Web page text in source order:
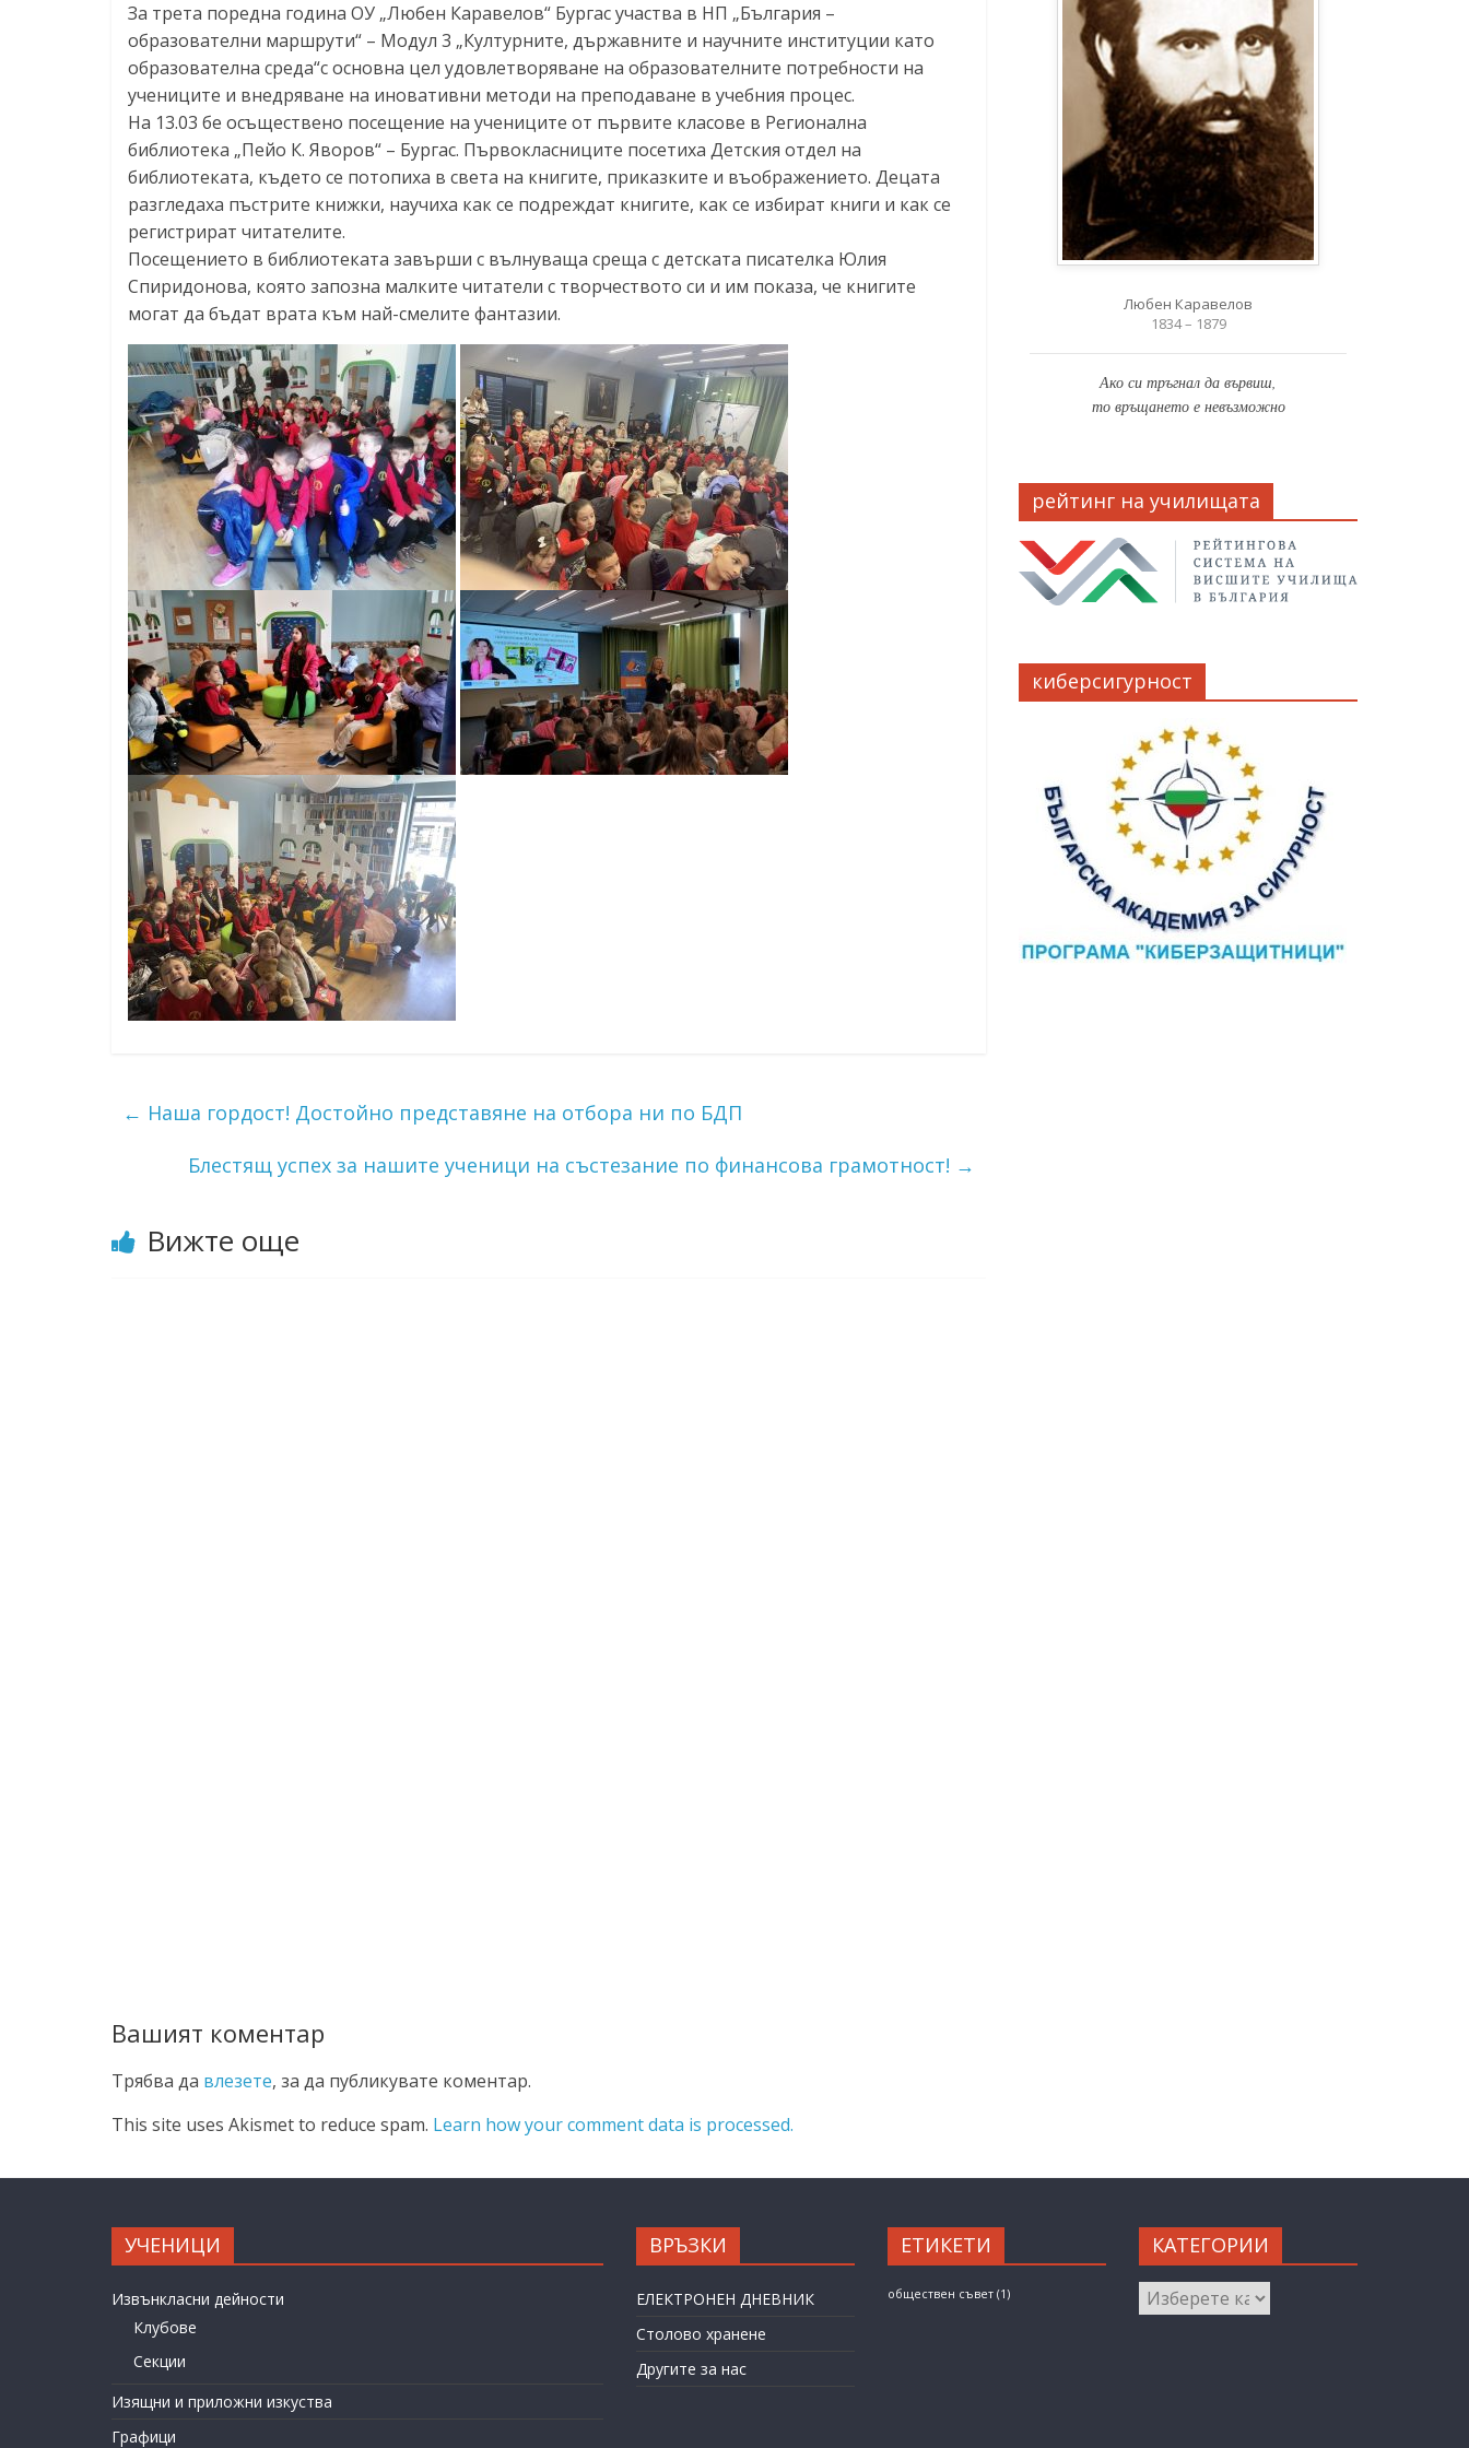
За трета поредна година ОУ „Любен Каравелов“ Бургас участва в НП „България –
образователни маршрути“ – Модул 3 „Културните, държавните и научните институции като
образователна среда“с основна цел удовлетворяване на образователните потребности на
учениците и внедряване на иновативни методи на преподаване в учебния процес.
На 13.03 бе осъществено посещение на учениците от първите класове в Регионална
библиотека „Пейо К. Яворов“ – Бургас. Първокласниците посетиха Детския отдел на
библиотеката, където се потопиха в света на книгите, приказките и въображението. Децата
разгледаха пъстрите книжки, научиха как се подреждат книгите, как се избират книги и как се
регистрират читателите.
Посещението в библиотеката завърши с вълнуваща среща с детската писателка Юлия
Спиридонова, която запозна малките читатели с творчеството си и им показа, че книгите
могат да бъдат врата към най-смелите фантазии.
← Наша гордост! Достойно представяне на отбора ни по БДП
Блестящ успех за нашите ученици на състезание по финансова грамотност! →
Вижте още
Вашият коментар
Трябва да влезете, за да публикувате коментар.
This site uses Akismet to reduce spam. Learn how your comment data is processed.
Любен Каравелов
1834 – 1879
Ако си тръгнал да вървиш,
то връщането е невъзможно
рейтинг на училищата
киберсигурност
УЧЕНИЦИ
Извънкласни дейности
Клубове
Секции
Изящни и приложни изкуства
Графици
ВРЪЗКИ
ЕЛЕКТРОНЕН ДНЕВНИК
Столово хранене
Другите за нас
ЕТИКЕТИ
обществен съвет(1)
КАТЕГОРИИ
КАТЕГОРИИ